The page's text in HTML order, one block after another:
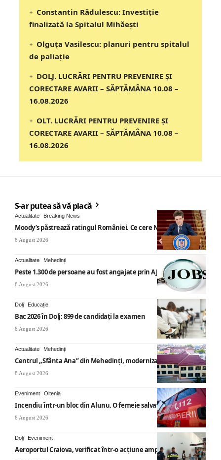
Constantin Rădulescu: Investiție
finalizată la Spitalul Mihăești
Olguța Vasilescu: planuri pentru spitalul
de paliație
DOLJ. LUCRĂRI PENTRU PREVENIRE ȘI
CORECTARE AVARII – SĂPTĂMÂNA 10.08 –
16.08.2026
OLT. LUCRĂRI PENTRU PREVENIRE ȘI
CORECTARE AVARII – SĂPTĂMÂNA 10.08 –
16.08.2026
S-ar putea să vă placă
Actualitate Breaking News
Moody’s păstrează ratingul României. Ce cere Nicușor Dan
8 August 2026
Actualitate Mehedinți
Peste 1.300 de persoane au fost angajate prin AJOFM Mehedinți
8 August 2026
Dolj Educație
Bac 2026 în Dolj: 899 de candidați la examen
8 August 2026
Actualitate Mehedinți
Centrul „Sfânta Ana” din Mehedinți, modernizat
8 August 2026
Eveniment Oltenia
Incendiu într-un bloc din Alunu. O femeie salvată
8 August 2026
Dolj Eveniment
Aeroportul Craiova, verificat într-o acțiune amplă